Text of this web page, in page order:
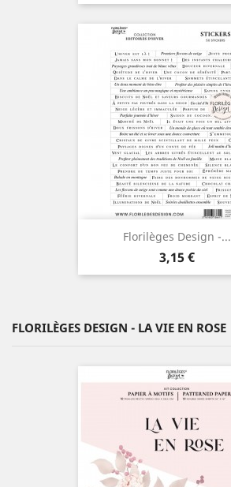
Florilèges Design -...
Prix
3,15 €
FLORILÈGES DESIGN - LA VIE EN ROSE